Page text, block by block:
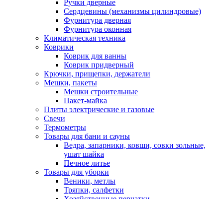
Ручки дверные
Сердцевины (механизмы цилиндровые)
Фурнитура дверная
Фурнитура оконная
Климатическая техника
Коврики
Коврик для ванны
Коврик придверный
Крючки, прищепки, держатели
Мешки, пакеты
Мешки строительные
Пакет-майка
Плиты электрические и газовые
Свечи
Термометры
Товары для бани и сауны
Ведра, запарники, ковши, совки зольные,
ушат шайка
Печное литье
Товары для уборки
Веники, метлы
Тряпки, салфетки